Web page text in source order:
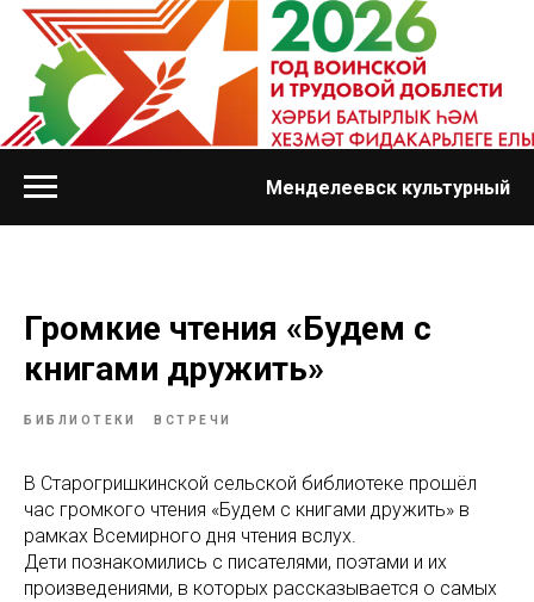
Менделеевск культурный
Громкие чтения «Будем с
книгами дружить»
БИБЛИОТЕКИ ВСТРЕЧИ
В Старогришкинской сельской библиотеке прошёл
час громкого чтения «Будем с книгами дружить» в
рамках Всемирного дня чтения вслух.
Дети познакомились с писателями, поэтами и их
произведениями, в которых рассказывается о самых